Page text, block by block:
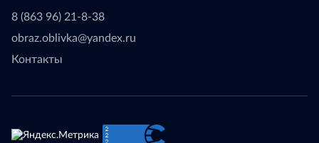
8 (863 96) 21-8-38
obraz.oblivka@yandex.ru
Контакты